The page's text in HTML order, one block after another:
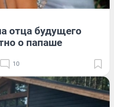
отца будущего
о папаше
10